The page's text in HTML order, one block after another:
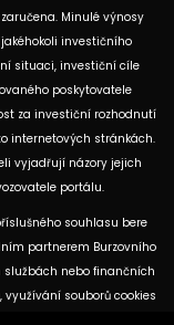
Minulé výnosy
investičního
situaci, investiční cíle
poskytovatele
za investiční rozhodnutí
internetových stránkách.
vyjadřují názory jejich
portálu.
souhlasu bere
partnerem Burzovního
nebo finančních
souborů cookies